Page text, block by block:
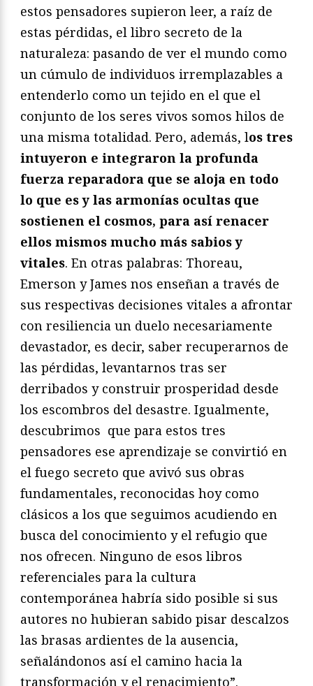
estos pensadores supieron leer, a raíz de
estas pérdidas, el libro secreto de la
naturaleza: pasando de ver el mundo como
un cúmulo de individuos irremplazables a
entenderlo como un tejido en el que el
conjunto de los seres vivos somos hilos de
una misma totalidad. Pero, además, los tres
intuyeron e integraron la profunda
fuerza reparadora que se aloja en todo
lo que es y las armonías ocultas que
sostienen el cosmos, para así renacer
ellos mismos mucho más sabios y
vitales. En otras palabras: Thoreau,
Emerson y James nos enseñan a través de
sus respectivas decisiones vitales a afrontar
con resiliencia un duelo necesariamente
devastador, es decir, saber recuperarnos de
las pérdidas, levantarnos tras ser
derribados y construir prosperidad desde
los escombros del desastre. Igualmente,
descubrimos que para estos tres
pensadores ese aprendizaje se convirtió en
el fuego secreto que avivó sus obras
fundamentales, reconocidas hoy como
clásicos a los que seguimos acudiendo en
busca del conocimiento y el refugio que
nos ofrecen. Ninguno de esos libros
referenciales para la cultura
contemporánea habría sido posible si sus
autores no hubieran sabido pisar descalzos
las brasas ardientes de la ausencia,
señalándonos así el camino hacia la
transformación y el renacimiento”.